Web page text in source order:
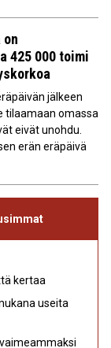
425 000 toimi
jälkeen
tilaamaan omassa
eivät unohdu.
erän eräpäivä
kertaa
useita